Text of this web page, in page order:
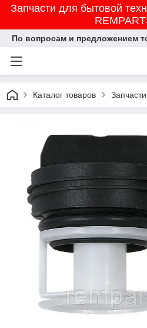
Запчасти для бытовой
По вопросам и предложением
Каталог товаров